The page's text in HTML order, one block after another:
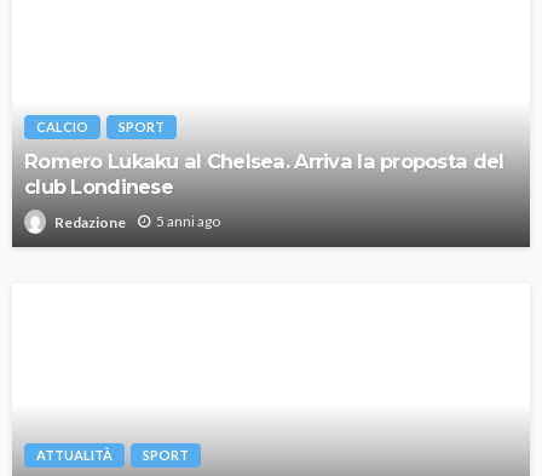
CALCIO SPORT
Romero Lukaku al Chelsea. Arriva la proposta del
club Londinese
Redazione 5 anni ago
ATTUALITÀ SPORT